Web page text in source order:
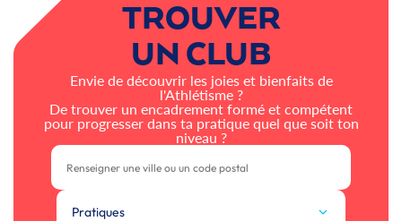
TROUVER
UN CLUB
Envie de découvrir les joies et bienfaits de
l'Athlétisme ?
De trouver un encadrement formé et compétent
pour progresser dans ta pratique quel que soit ton
niveau ?
Pratiques